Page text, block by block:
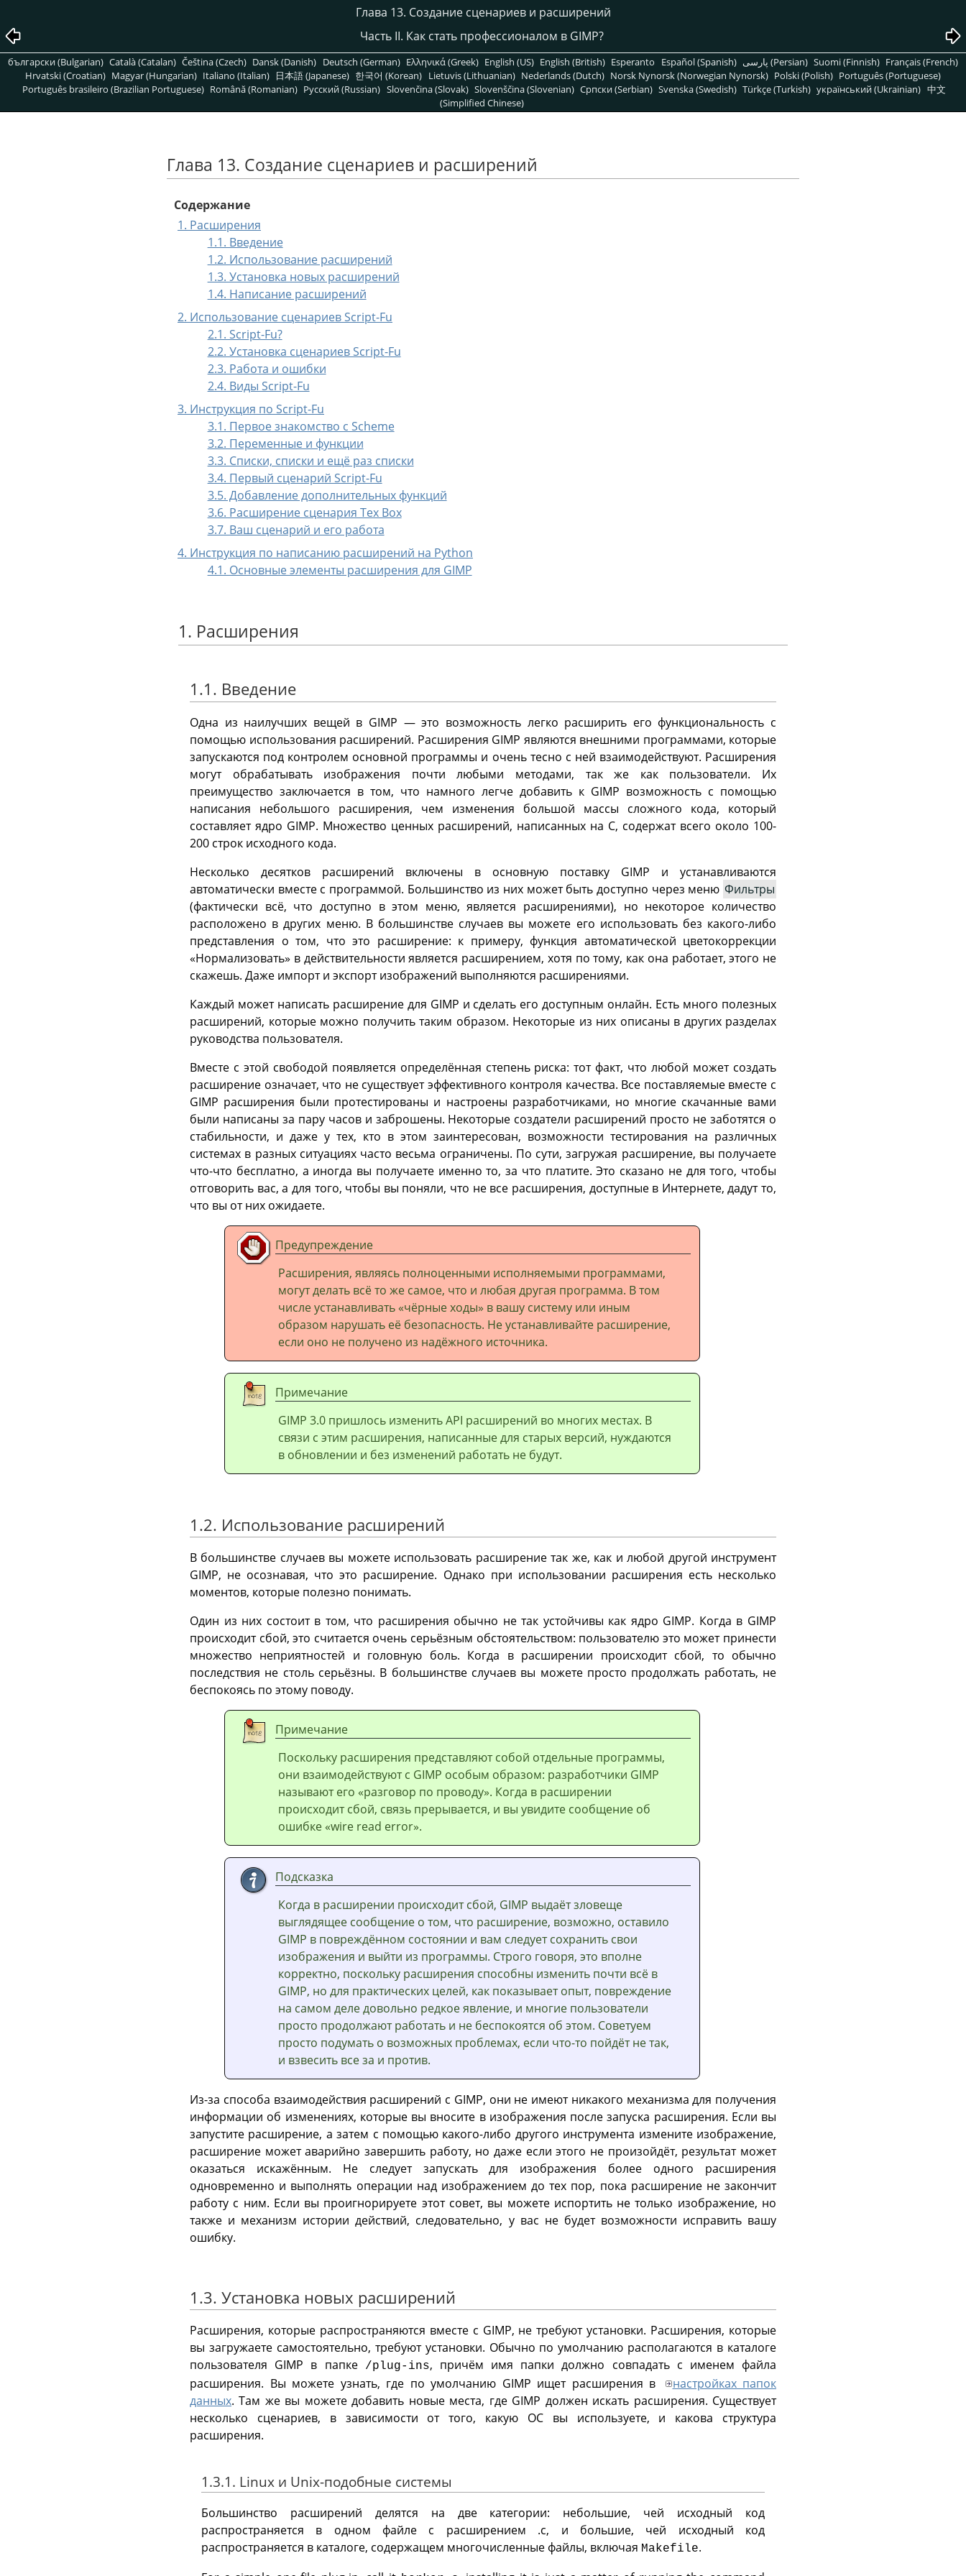
Глава 13. Создание сценариев и расширений
Часть II. Как стать профессионалом в GIMP?
български (Bulgarian) Català (Catalan) Čeština (Czech) Dansk (Danish) Deutsch (German) Ελληνικά (Greek) English (US) English (British) Esperanto Español (Spanish) پارسی (Persian) Suomi (Finnish) Français (French)
Hrvatski (Croatian) Magyar (Hungarian) Italiano (Italian) 日本語 (Japanese) 한국어 (Korean) Lietuvis (Lithuanian) Nederlands (Dutch) Norsk Nynorsk (Norwegian Nynorsk) Polski (Polish) Português (Portuguese)
Português brasileiro (Brazilian Portuguese) Română (Romanian) Pусский (Russian) Slovenčina (Slovak) Slovenščina (Slovenian) Српски (Serbian) Svenska (Swedish) Türkçe (Turkish) український (Ukrainian) 中文
(Simplified Chinese)
Глава 13. Создание сценариев и расширений
Содержание
1. Расширения
1.1. Введение
1.2. Использование расширений
1.3. Установка новых расширений
1.4. Написание расширений
2. Использование сценариев Script-Fu
2.1. Script-Fu?
2.2. Установка сценариев Script-Fu
2.3. Работа и ошибки
2.4. Виды Script-Fu
3. Инструкция по Script-Fu
3.1. Первое знакомство с Scheme
3.2. Переменные и функции
3.3. Списки, списки и ещё раз списки
3.4. Первый сценарий Script-Fu
3.5. Добавление дополнительных функций
3.6. Расширение сценария Tex Box
3.7. Ваш сценарий и его работа
4. Инструкция по написанию расширений на Python
4.1. Основные элементы расширения для GIMP
1. Расширения
1.1. Введение
Одна из наилучших вещей в GIMP — это возможность легко расширить его функциональность с
помощью использования расширений. Расширения GIMP являются внешними программами, которые
запускаются под контролем основной программы и очень тесно с ней взаимодействуют. Расширения
могут обрабатывать изображения почти любыми методами, так же как пользователи. Их
преимущество заключается в том, что намного легче добавить к GIMP возможность с помощью
написания небольшого расширения, чем изменения большой массы сложного кода, который
составляет ядро GIMP. Множество ценных расширений, написанных на C, содержат всего около 100-
200 строк исходного кода.
Несколько десятков расширений включены в основную поставку GIMP и устанавливаются
автоматически вместе с программой. Большинство из них может быть доступно через меню Фильтры
(фактически всё, что доступно в этом меню, является расширениями), но некоторое количество
расположено в других меню. В большинстве случаев вы можете его использовать без какого-либо
представления о том, что это расширение: к примеру, функция автоматической цветокоррекции
«Нормализовать» в действительности является расширением, хотя по тому, как она работает, этого не
скажешь. Даже импорт и экспорт изображений выполняются расширениями.
Каждый может написать расширение для GIMP и сделать его доступным онлайн. Есть много полезных
расширений, которые можно получить таким образом. Некоторые из них описаны в других разделах
руководства пользователя.
Вместе с этой свободой появляется определённая степень риска: тот факт, что любой может создать
расширение означает, что не существует эффективного контроля качества. Все поставляемые вместе с
GIMP расширения были протестированы и настроены разработчиками, но многие скачанные вами
были написаны за пару часов и заброшены. Некоторые создатели расширений просто не заботятся о
стабильности, и даже у тех, кто в этом заинтересован, возможности тестирования на различных
системах в разных ситуациях часто весьма ограничены. По сути, загружая расширение, вы получаете
что-что бесплатно, а иногда вы получаете именно то, за что платите. Это сказано не для того, чтобы
отговорить вас, а для того, чтобы вы поняли, что не все расширения, доступные в Интернете, дадут то,
что вы от них ожидаете.
Предупреждение
Расширения, являясь полноценными исполняемыми программами,
могут делать всё то же самое, что и любая другая программа. В том
числе устанавливать «чёрные ходы» в вашу систему или иным
образом нарушать её безопасность. Не устанавливайте расширение,
если оно не получено из надёжного источника.
Примечание
GIMP 3.0 пришлось изменить API расширений во многих местах. В
связи с этим расширения, написанные для старых версий, нуждаются
в обновлении и без изменений работать не будут.
1.2. Использование расширений
В большинстве случаев вы можете использовать расширение так же, как и любой другой инструмент
GIMP, не осознавая, что это расширение. Однако при использовании расширения есть несколько
моментов, которые полезно понимать.
Один из них состоит в том, что расширения обычно не так устойчивы как ядро GIMP. Когда в GIMP
происходит сбой, это считается очень серьёзным обстоятельством: пользователю это может принести
множество неприятностей и головную боль. Когда в расширении происходит сбой, то обычно
последствия не столь серьёзны. В большинстве случаев вы можете просто продолжать работать, не
беспокоясь по этому поводу.
Примечание
Поскольку расширения представляют собой отдельные программы,
они взаимодействуют с GIMP особым образом: разработчики GIMP
называют его «разговор по проводу». Когда в расширении
происходит сбой, связь прерывается, и вы увидите сообщение об
ошибке «wire read error».
Подсказка
Когда в расширении происходит сбой, GIMP выдаёт зловеще
выглядящее сообщение о том, что расширение, возможно, оставило
GIMP в повреждённом состоянии и вам следует сохранить свои
изображения и выйти из программы. Строго говоря, это вполне
корректно, поскольку расширения способны изменить почти всё в
GIMP, но для практических целей, как показывает опыт, повреждение
на самом деле довольно редкое явление, и многие пользователи
просто продолжают работать и не беспокоятся об этом. Советуем
просто подумать о возможных проблемах, если что-то пойдёт не так,
и взвесить все за и против.
Из-за способа взаимодействия расширений с GIMP, они не имеют никакого механизма для получения
информации об изменениях, которые вы вносите в изображения после запуска расширения. Если вы
запустите расширение, а затем с помощью какого-либо другого инструмента измените изображение,
расширение может аварийно завершить работу, но даже если этого не произойдёт, результат может
оказаться искажённым. Не следует запускать для изображения более одного расширения
одновременно и выполнять операции над изображением до тех пор, пока расширение не закончит
работу с ним. Если вы проигнорируете этот совет, вы можете испортить не только изображение, но
также и механизм истории действий, следовательно, у вас не будет возможности исправить вашу
ошибку.
1.3. Установка новых расширений
Расширения, которые распространяются вместе с GIMP, не требуют установки. Расширения, которые
вы загружаете самостоятельно, требуют установки. Обычно по умолчанию располагаются в каталоге
пользователя GIMP в папке /plug-ins, причём имя папки должно совпадать с именем файла
расширения. Вы можете узнать, где по умолчанию GIMP ищет расширения в
настройках папок
данных. Там же вы можете добавить новые места, где GIMP должен искать расширения. Существует
несколько сценариев, в зависимости от того, какую ОС вы используете, и какова структура
расширения.
1.3.1. Linux и Unix-подобные системы
Большинство расширений делятся на две категории: небольшие, чей исходный код
распространяется в одном файле с расширением .c, и большие, чей исходный код
распространяется в каталоге, содержащем многочисленные файлы, включая Makefile.